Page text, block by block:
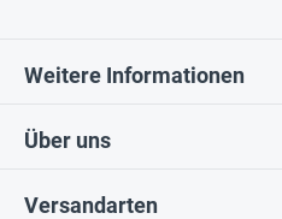
Über uns
Weitere Informationen
Versandarten